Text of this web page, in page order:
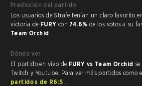
Predicción del partido
Los usuarios de Strafe tenían un claro favorito en este partido, y predijeron la
victoria de FURY con 74.6% de los votos a su
Team Orchid .
Dónde ver
El partido en vivo de FURY vs Team Orchid
Twitch y Youtube. Para ver más partidos como
partidos de R6:S .